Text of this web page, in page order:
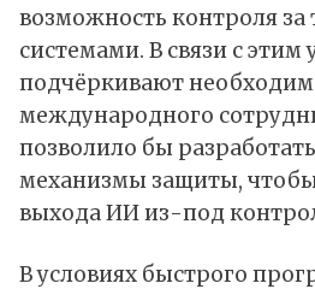
возможность контроля за
системами. В связи с этим
подчёркивают
международного
позволило бы
механизмы защиты,
выхода ИИ из-под
В условиях быстрого